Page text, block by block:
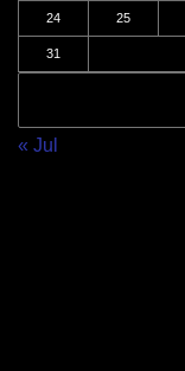
24 25
31
« Jul